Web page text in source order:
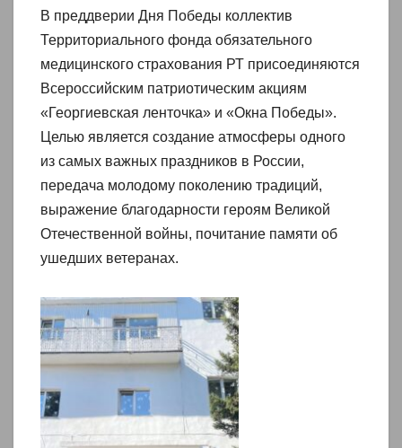
В преддверии Дня Победы коллектив
Территориального фонда обязательного
медицинского страхования РТ присоединяются
Всероссийским патриотическим акциям
«Георгиевская ленточка» и «Окна Победы».
Целью является создание атмосферы одного
из самых важных праздников в России,
передача молодому поколению традиций,
выражение благодарности героям Великой
Отечественной войны, почитание памяти об
ушедших ветеранах.